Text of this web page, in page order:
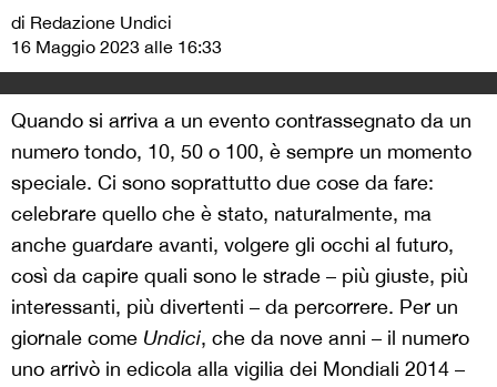
di Redazione Undici
16 Maggio 2023 alle 16:33
Quando si arriva a un evento contrassegnato da un
numero tondo, 10, 50 o 100, è sempre un momento
speciale. Ci sono soprattutto due cose da fare:
celebrare quello che è stato, naturalmente, ma
anche guardare avanti, volgere gli occhi al futuro,
così da capire quali sono le strade – più giuste, più
interessanti, più divertenti – da percorrere. Per un
giornale come Undici, che da nove anni – il numero
uno arrivò in edicola alla vigilia dei Mondiali 2014 –